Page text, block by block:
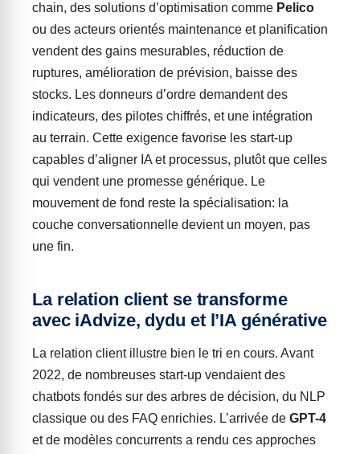
chain, des solutions d’optimisation comme Pelico
ou des acteurs orientés maintenance et planification
vendent des gains mesurables, réduction de
ruptures, amélioration de prévision, baisse des
stocks. Les donneurs d’ordre demandent des
indicateurs, des pilotes chiffrés, et une intégration
au terrain. Cette exigence favorise les start-up
capables d’aligner IA et processus, plutôt que celles
qui vendent une promesse générique. Le
mouvement de fond reste la spécialisation: la
couche conversationnelle devient un moyen, pas
une fin.
La relation client se transforme
avec iAdvize, dydu et l’IA générative
La relation client illustre bien le tri en cours. Avant
2022, de nombreuses start-up vendaient des
chatbots fondés sur des arbres de décision, du NLP
classique ou des FAQ enrichies. L’arrivée de GPT-4
et de modèles concurrents a rendu ces approches